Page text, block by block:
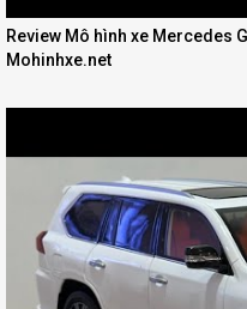
Review Mô hình xe Mercedes
Mohinhxe.net